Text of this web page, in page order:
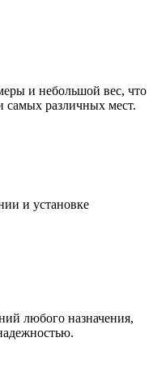
и небольшой вес, что
самых различных мест.
и установке
любого назначения,